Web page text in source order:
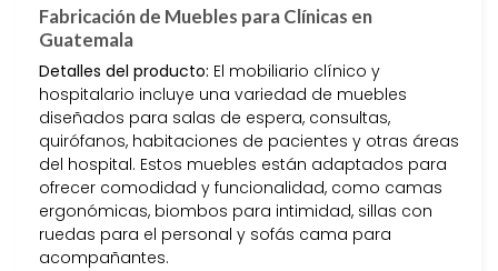
Fabricación de Muebles para Clínicas en
Guatemala
Detalles del producto: El mobiliario clínico y
hospitalario incluye una variedad de muebles
diseñados para salas de espera, consultas,
quirófanos, habitaciones de pacientes y otras áreas
del hospital. Estos muebles están adaptados para
ofrecer comodidad y funcionalidad, como camas
ergonómicas, biombos para intimidad, sillas con
ruedas para el personal y sofás cama para
acompañantes.